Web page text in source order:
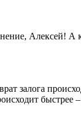
Алексей! А
залога
быстрее